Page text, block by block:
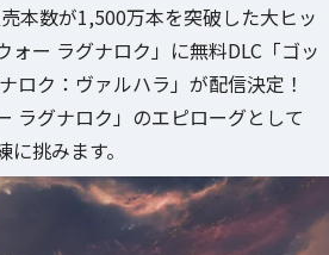
本数が1,500万本を突破した大ヒッ
ォー ラグナロク」に無料DLC「ゴッ
ロク：ヴァルハラ」が配信決定！
ラグナロク」のエピローグとして
挑みます。